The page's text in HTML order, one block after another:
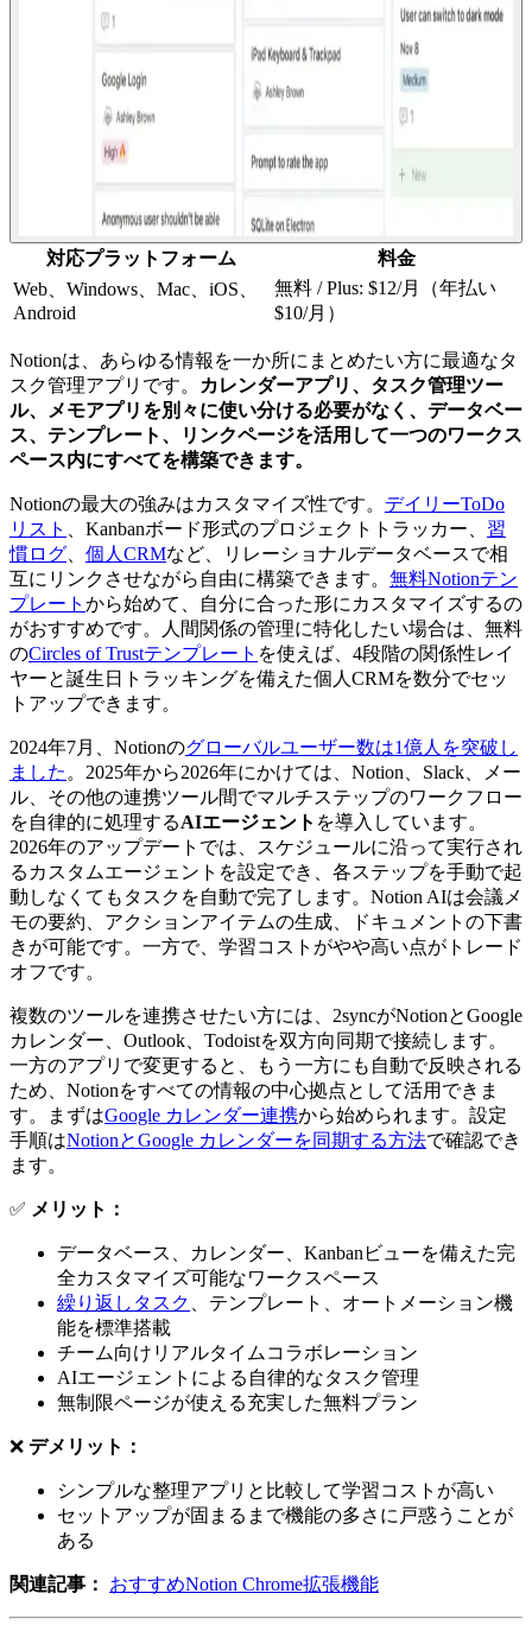
対応プラットフォーム
料金
Web、Windows、Mac、iOS、
Android
無料 / Plus: $12/月（年払い
$10/月）
Notionは、あらゆる情報を一か所にまとめたい方に最適なタ
スク管理アプリです。
カレンダーアプリ、タスク管理ツー
ル、メモアプリを別々に使い分ける必要がなく、データベー
ス、テンプレート、リンクページを活用して一つのワークス
ペース内にすべてを構築できます。
Notionの最大の強みはカスタマイズ性です。 デイリーToDo
リスト
、Kanbanボード形式のプロジェクトトラッカー、 習
慣ログ
個人CRMなど、リレーショナルデータベースで相
互にリンクさせながら自由に構築できます。 無料Notionテン
プレート から始めて、自分に合った形にカスタマイズするの
がおすすめです。人間関係の管理に特化したい場合は、無料
のCircles of Trustテンプレート を使えば、4段階の関係性レイ
ヤーと誕生日トラッキングを備えた個人CRMを数分でセッ
トアップできます。
2024年7月、Notionのグローバルユーザー数は1億人を突破し
ました 。2025年から2026年にかけては、Notion、Slack、メー
ル、その他の連携ツール間でマルチステップのワークフロー
を自律的に処理するAIエージェント を導入しています。
2026年のアップデートでは、スケジュールに沿って実行され
るカスタムエージェントを設定でき、各ステップを手動で起
動しなくてもタスクを自動で完了します。Notion AIは会議メ
モの要約、アクションアイテムの生成、ドキュメントの下書
きが可能です。一方で、学習コストがやや高い点がトレード
オフです。
複数のツールを連携させたい方には、2syncがNotionとGoogle
カレンダー、Outlook、Todoistを双方向同期で接続します。
一方のアプリで変更すると、もう一方にも自動で反映される
ため、Notionをすべての情報の中心拠点として活用できま
す。まずはGoogle カレンダー連携から始められます。設定
手順はNotionとGoogle カレンダーを同期する方法で確認でき
ます。
✅ メリット：
データベース、カレンダー、Kanbanビューを備えた完
全カスタマイズ可能なワークスペース
繰り返しタスク
、テンプレート、オートメーション機
能を標準搭載
チーム向けリアルタイムコラボレーション
AIエージェントによる自律的なタスク管理
無制限ページが使える充実した無料プラン
❌ デメリット：
シンプルな整理アプリと比較して学習コストが高い
セットアップが固まるまで機能の多さに戸惑うことが
ある
関連記事： おすすめNotion Chrome拡張機能